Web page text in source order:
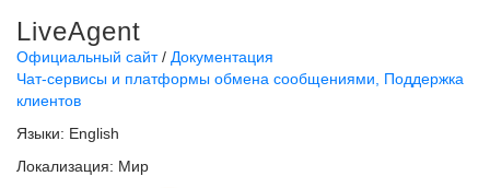
LiveAgent
Официальный сайт
Документация
Чат-сервисы и платформы обмена сообщениями
Поддержка
клиентов
Языки: English
Локализация: Мир